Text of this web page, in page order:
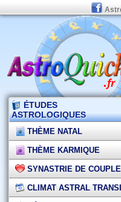
ÉTUDES
ASTROLOGIQUES
THÈME NATAL
THÈME KARMIQUE
SYNASTRIE DE COUPLE
CLIMAT ASTRAL